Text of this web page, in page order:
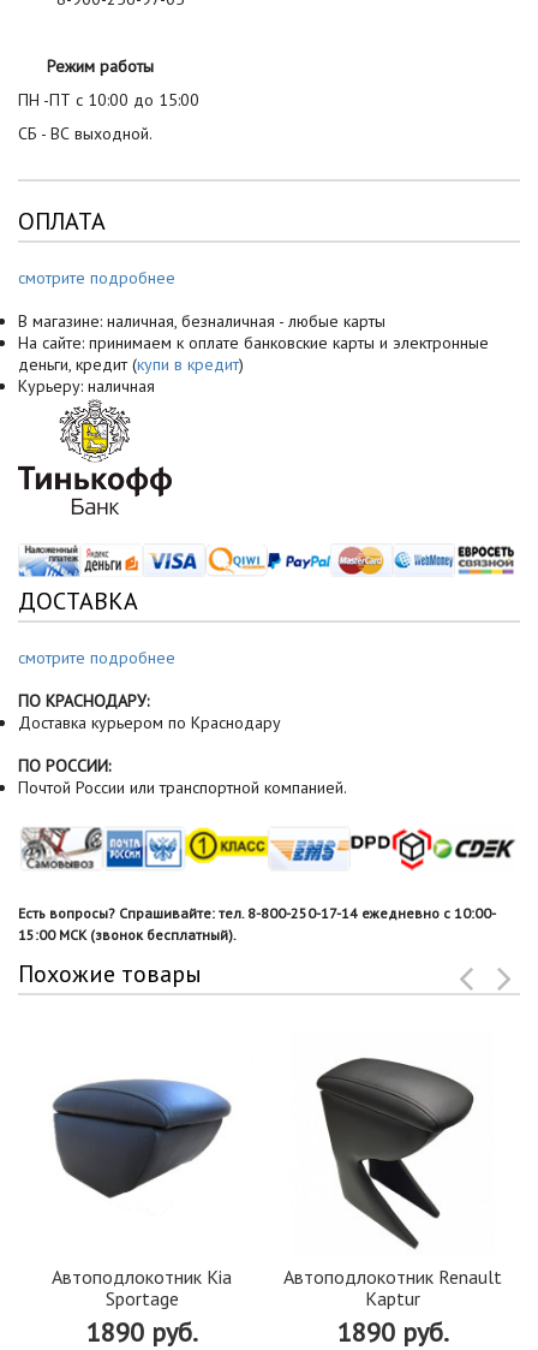
Режим работы
ПН -ПТ с 10:00 до 15:00
СБ - ВС выходной.
ОПЛАТА
смотрите подробнее
В магазине: наличная, безналичная - любые карты
На сайте: принимаем к оплате банковские карты и электронные
деньги, кредит (купи в кредит)
Курьеру: наличная
ДОСТАВКА
смотрите подробнее
ПО КРАСНОДАРУ:
Доставка курьером по Краснодару
ПО РОССИИ:
Почтой России или транспортной компанией.
Есть вопросы? Спрашивайте: тел. 8-800-250-17-14 ежедневно с 10:00-
15:00 МСК (звонок бесплатный).
Похожие товары
Автоподлокотник Kia
Sportage
1890 руб.
Автоподлокотник Renault
Kaptur
1890 руб.